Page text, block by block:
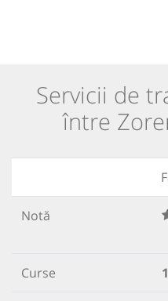
Servicii de
între
Notă
Curse